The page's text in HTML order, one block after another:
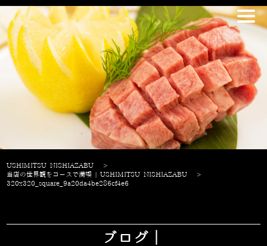
USHIMITSU NISHIAZABU
>
当店の世界観をコースで満喫 | USHIMITSU NISHIAZABU
>
320x320_square_9a20da4be286cf4e6
ブログ｜